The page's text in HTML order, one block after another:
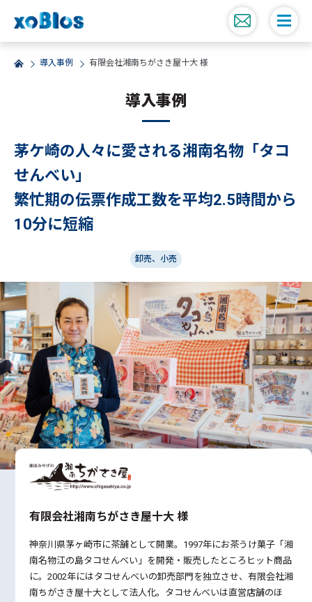
導入事例 有限会社湘南ちがさき屋十大 様
導入事例
茅ケ崎の人々に愛される湘南名物「タコ
せんべい」
繁忙期の伝票作成工数を平均2.5時間から
10分に短縮
卸売、小売
有限会社湘南ちがさき屋十大 様
神奈川県茅ヶ崎市に茶舗として開業。1997年にお茶うけ菓子「湘
南名物江の島タコせんべい」を開発・販売したところヒット商品
に。2002年にはタコせんべいの卸売部門を独立させ、有限会社湘
南ちがさき屋十大として法人化。タコせんべいは直営店舗のほ